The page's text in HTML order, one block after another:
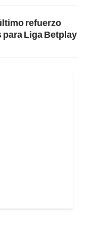
refuerzo
Liga Betplay